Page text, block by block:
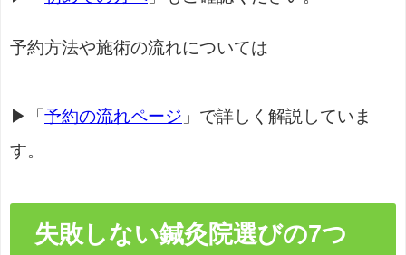
予約方法や施術の流れについては
▶「 予約の流れページ 」で詳しく解説していま
す。
失敗しない鍼灸院選びの7つ